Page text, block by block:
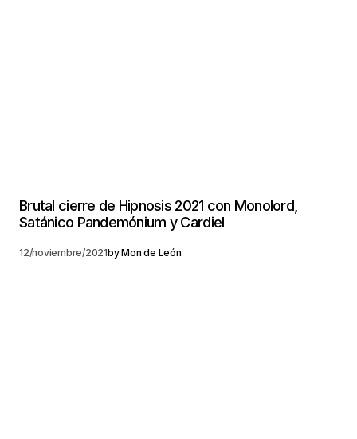
Brutal cierre de Hipnosis 2021 con Monolord,
Satánico Pandemónium y Cardiel
12/noviembre/2021byMon de León